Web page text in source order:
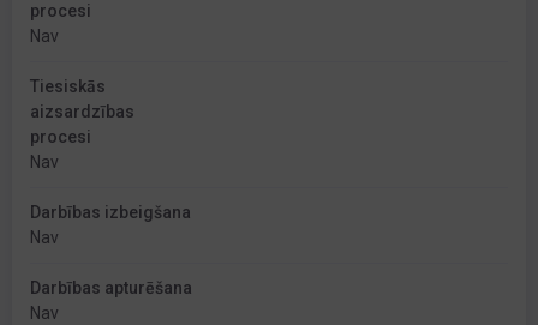
procesi
Nav
Tiesiskās
aizsardzības
procesi
Nav
Darbības izbeigšana
Nav
Darbības apturēšana
Nav